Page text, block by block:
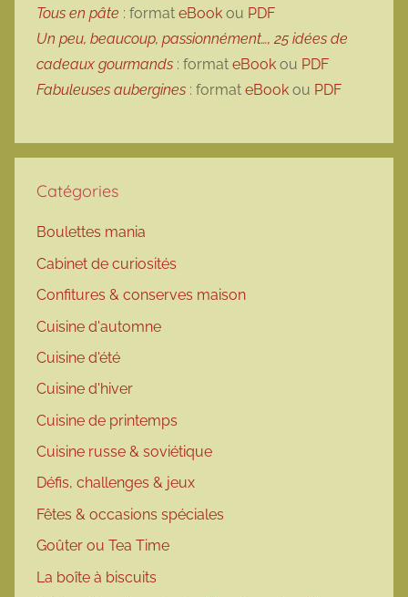
Tous en pâte : format eBook ou PDF
Un peu, beaucoup, passionnément…, 25 idées de
cadeaux gourmands : format eBook ou PDF
Fabuleuses aubergines : format eBook ou PDF
Catégories
Boulettes mania
Cabinet de curiosités
Confitures & conserves maison
Cuisine d'automne
Cuisine d'été
Cuisine d'hiver
Cuisine de printemps
Cuisine russe & soviétique
Défis, challenges & jeux
Fêtes & occasions spéciales
Goûter ou Tea Time
La boîte à biscuits